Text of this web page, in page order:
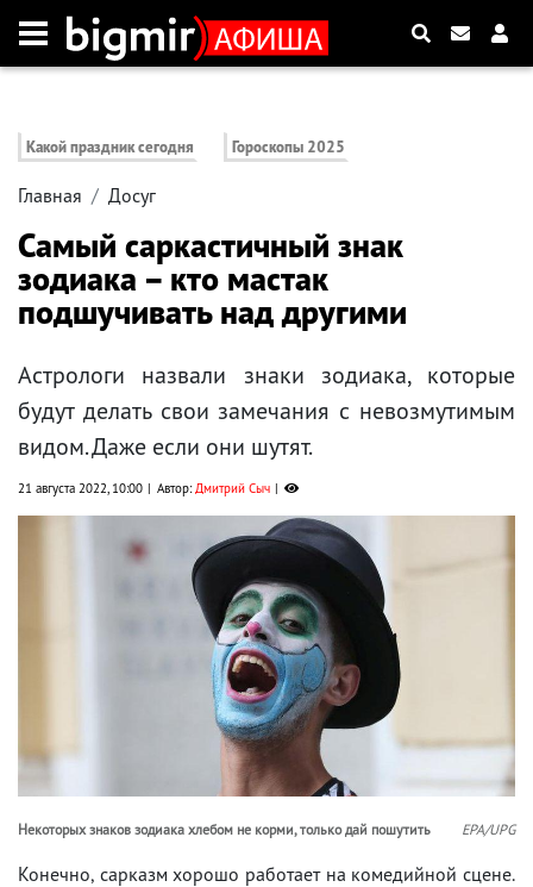
Какой праздник сегодня Гороскопы 2025
Главная Досуг
Самый саркастичный знак
зодиака – кто мастак
подшучивать над другими
Астрологи назвали знаки зодиака, которые
будут делать свои замечания с невозмутимым
видом. Даже если они шутят.
21 августа 2022, 10:00 Автор:Дмитрий Сыч
Некоторых знаков зодиака хлебом не корми, только дай пошутить EPA/UPG
Конечно, сарказм хорошо работает на комедийной сцене.